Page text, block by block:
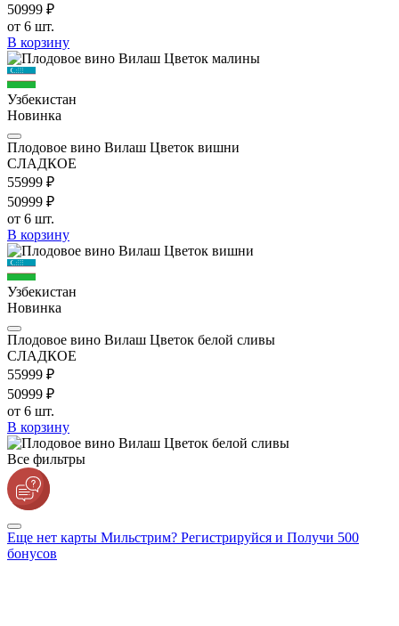
50999 ₽
от 6 шт.
В корзину
Узбекистан
Новинка
Плодовое вино Вилаш Цветок вишни
СЛАДКОЕ
55999 ₽
50999 ₽
от 6 шт.
В корзину
Узбекистан
Новинка
Плодовое вино Вилаш Цветок белой сливы
СЛАДКОЕ
55999 ₽
50999 ₽
от 6 шт.
В корзину
Все фильтры
Еще нет карты Мильстрим? Регистрируйся и Получи 500
бонусов